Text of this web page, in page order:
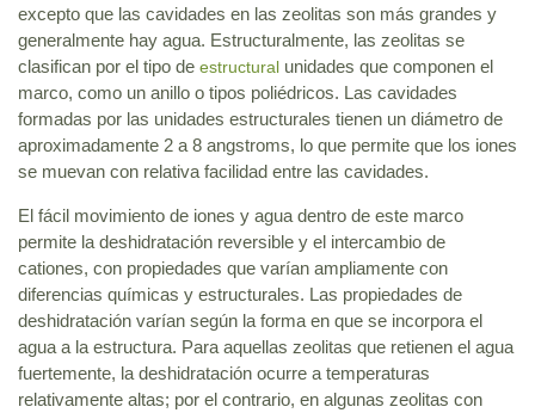
excepto que las cavidades en las zeolitas son más grandes y
generalmente hay agua. Estructuralmente, las zeolitas se
clasifican por el tipo de estructural unidades que componen el
marco, como un anillo o tipos poliédricos. Las cavidades
formadas por las unidades estructurales tienen un diámetro de
aproximadamente 2 a 8 angstroms, lo que permite que los iones
se muevan con relativa facilidad entre las cavidades.
El fácil movimiento de iones y agua dentro de este marco
permite la deshidratación reversible y el intercambio de
cationes, con propiedades que varían ampliamente con
diferencias químicas y estructurales. Las propiedades de
deshidratación varían según la forma en que se incorpora el
agua a la estructura. Para aquellas zeolitas que retienen el agua
fuertemente, la deshidratación ocurre a temperaturas
relativamente altas; por el contrario, en algunas zeolitas con